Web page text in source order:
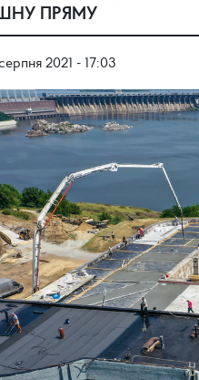
ПРЯМУ
серпня 2021 - 17:03